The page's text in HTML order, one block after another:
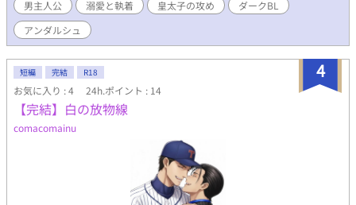
れるまま愛璃を抱く。そして、また琉克に抱かれる。 快楽と罪悪
感が交錯する背徳のスパイラル。 白蓮の指先ひとつ、唇ひとつ
に、琉克の意志が宿り、愛璃に注がれる。 支配と執着の果てに残
遠か崩壊か――。 ※BL小説ですが表現は生々しくない、美しく官
能的なことを心掛けて書いています。 ※愛璃が主人公の下記作品
を、琉克からの視線で描いた物語です 兄に調教された舞神が私を
抱く夜〜箱庭の純愛と囚われの皇女〜
https://www.alphapolis.co.jp/novel/411579529/974025020
男主人公 溺愛と執着 皇太子の攻め
ダークBL
アンダルシュ
4
短編 完結 R18
お気に入り : 4 24h.ポイント : 14
【完結】白の放物線
comacomainu